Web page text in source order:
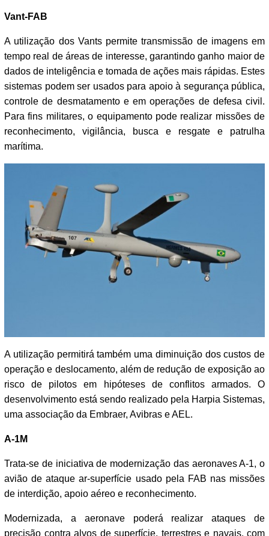
Vant-FAB
A utilização dos Vants permite transmissão de imagens em
tempo real de áreas de interesse, garantindo ganho maior de
dados de inteligência e tomada de ações mais rápidas. Estes
sistemas podem ser usados para apoio à segurança pública,
controle de desmatamento e em operações de defesa civil.
Para fins militares, o equipamento pode realizar missões de
reconhecimento, vigilância, busca e resgate e patrulha
marítima.
A utilização permitirá também uma diminuição dos custos de
operação e deslocamento, além de redução de exposição ao
risco de pilotos em hipóteses de conflitos armados. O
desenvolvimento está sendo realizado pela Harpia Sistemas,
uma associação da Embraer, Avibras e AEL.
A-1M
Trata-se de iniciativa de modernização das aeronaves A-1, o
avião de ataque ar-superfície usado pela FAB nas missões
de interdição, apoio aéreo e reconhecimento.
Modernizada, a aeronave poderá realizar ataques de
precisão contra alvos de superfície, terrestres e navais, com